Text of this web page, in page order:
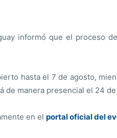
informó que el proceso
hasta el 7 de agosto,
manera presencial el 24
en el portal oficial del